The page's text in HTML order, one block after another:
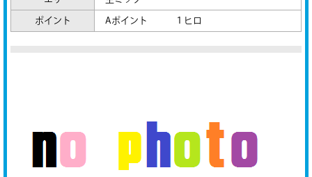
ポイント Aポイント １ヒロ